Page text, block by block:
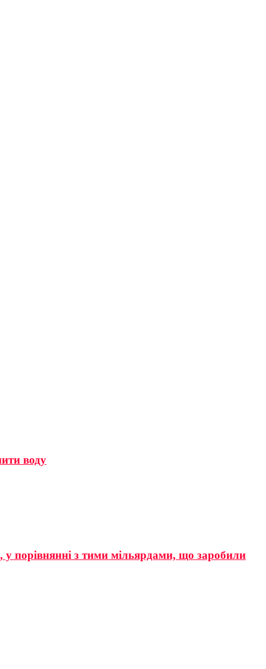
воду
у порівнянні з тими мільярдами, що заробили